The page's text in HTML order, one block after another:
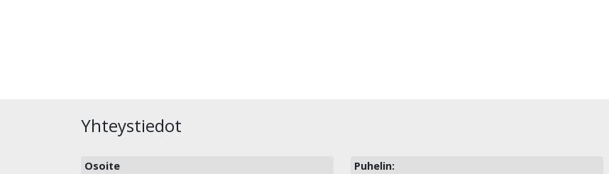
Yhteystiedot
Osoite Puhelin: